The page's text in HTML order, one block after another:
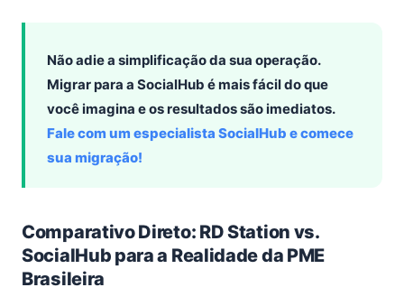
Não adie a simplificação da sua operação.
Migrar para a SocialHub é mais fácil do que
você imagina e os resultados são imediatos.
Fale com um especialista SocialHub e comece
sua migração!
Comparativo Direto: RD Station vs.
SocialHub para a Realidade da PME
Brasileira